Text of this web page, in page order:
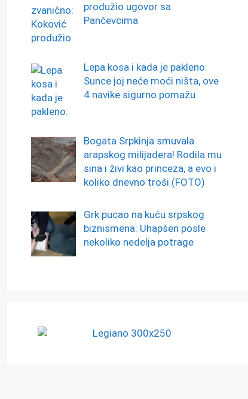
produžio ugovor sa
Pančevcima
Lepa kosa i kada je pakleno:
Sunce joj neće moći ništa, ove
4 navike sigurno pomažu
Bogata Srpkinja smuvala
arapskog milijadera! Rodila mu
sina i živi kao princeza, a evo i
koliko dnevno troši (FOTO)
Grk pucao na kuću srpskog
biznismena: Uhapšen posle
nekoliko nedelja potrage